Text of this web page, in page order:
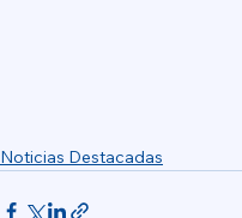
Noticias Destacadas